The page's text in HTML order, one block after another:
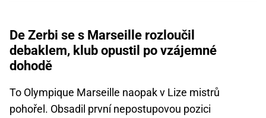
De Zerbi se s Marseille rozloučil
debaklem, klub opustil po vzájemné
dohodě
To Olympique Marseille naopak v Lize mistrů
pohořel. Obsadil první nepostupovou pozici